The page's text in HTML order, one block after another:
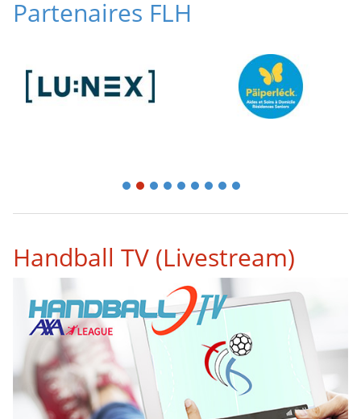
Partenaires FLH
1 2 3 4 5 6 7 8 9
Handball TV (Livestream)